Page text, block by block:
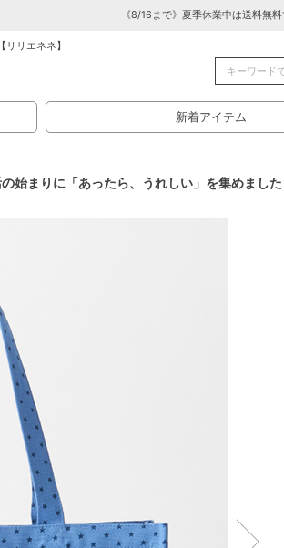
《8/16まで》夏季休業中は送料無
リエネネ】
新着アイテム
まりに「あったら、うれしい」を集めました